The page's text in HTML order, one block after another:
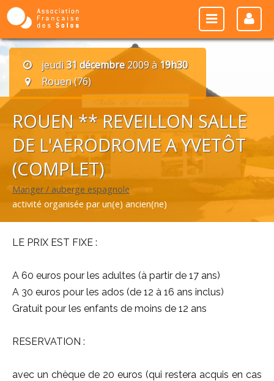
jeudi31 décembre2009 à19h30
Rouen (76)
ROUEN ** REVEILLON SALLE
DE L'AERODROME A YVETÔT
(COMPLET)
Manger / auberge espagnole
activité organisée par un(e) ancien(ne)
LE PRIX EST FIXE :
A 60 euros pour les adultes (à partir de 17 ans)
A 30 euros pour les ados (de 12 à 16 ans inclus)
Gratuit pour les enfants de moins de 12 ans
RESERVATION :
avec un chèque de 20 euros (qui restera acquis en cas